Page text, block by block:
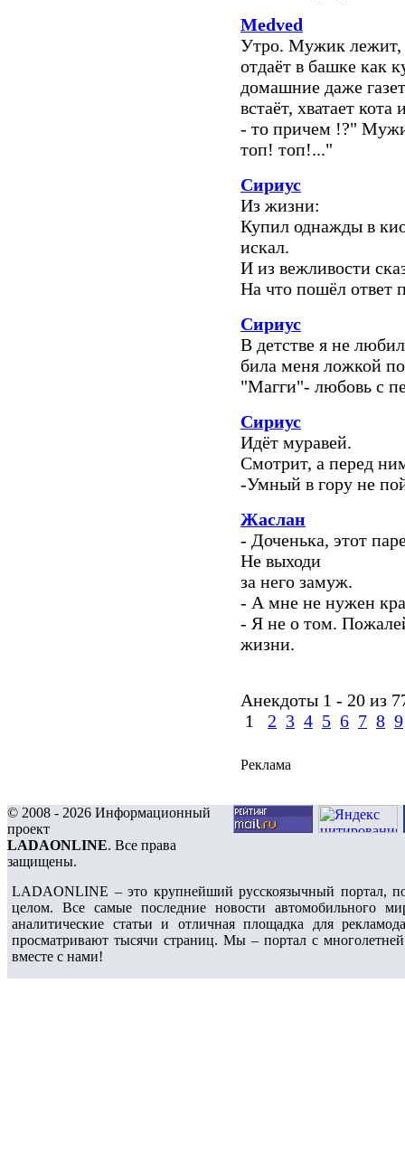
Medved
Утро. Мужик лежит,
отдаёт в башке как
домашние даже
встаёт, хватает
- то причем !?"
топ! топ!..."
Сириус
Из жизни:
Купил однажды в
искал.
И из вежливости
На что пошёл ответ
Сириус
В детстве я не
била меня ложкой
"Магги"- любовь с
Сириус
Идёт муравей.
Смотрит, а перед
-Умный в гору не
Жаслан
- Доченька, этот
Не выходи
за него замуж.
- А мне не нужен
- Я не о том.
жизни.
Анекдоты 1 - 20 из
1
2 3 4 5 6 7 8 9
Реклама
© 2008 - 2026 Информационный
проект
LADAONLINE. Все права
защищены.
LADAONLINE – это крупнейший русскоязычный портал,
целом. Все самые последние новости автомобильного
аналитические статьи и отличная площадка для
просматривают тысячи страниц. Мы – портал с
вместе с нами!